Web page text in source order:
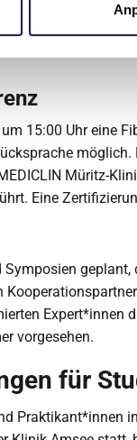
Fallberichte
wird
15:00 Uhr eine
Müritz-
Eine
Expert*innen
vorgesehen.
für
Praktikant*innen